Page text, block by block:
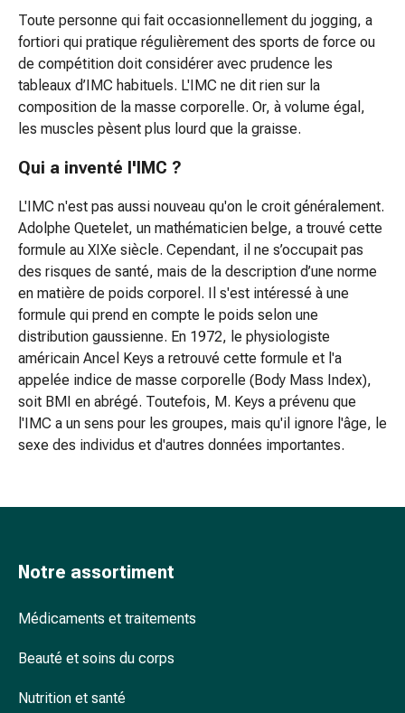
coiffants
Lotions
capillaires
Shampoing
Shampoing
sec
Pellicules
Appareils
coiffure
Soins
de
la
peau
Lait
corporel
Crèmes
pour
le
corps
Protection
peau
décolleté
pour
corps
pour
Toute personne qui fait occasionnellement du jogging, a
fortiori qui pratique régulièrement des sports de force ou
de compétition doit considérer avec prudence les
tableaux d’IMC habituels. L'IMC ne dit rien sur la
composition de la masse corporelle. Or, à volume égal,
les muscles pèsent plus lourd que la graisse.
Qui a inventé l'IMC ?
L'IMC n'est pas aussi nouveau qu'on le croit généralement.
Adolphe Quetelet, un mathématicien belge, a trouvé cette
formule au XIXe siècle. Cependant, il ne s’occupait pas
des risques de santé, mais de la description d’une norme
en matière de poids corporel. Il s'est intéressé à une
formule qui prend en compte le poids selon une
distribution gaussienne. En 1972, le physiologiste
américain Ancel Keys a retrouvé cette formule et l'a
appelée indice de masse corporelle (Body Mass Index),
soit BMI en abrégé. Toutefois, M. Keys a prévenu que
l'IMC a un sens pour les groupes, mais qu'il ignore l'âge, le
sexe des individus et d'autres données importantes.
Notre assortiment
Médicaments et traitements
Beauté et soins du corps
Nutrition et santé